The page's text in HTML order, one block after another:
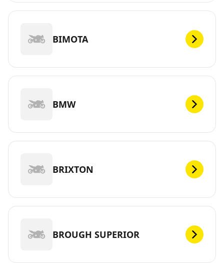
BIMOTA
BMW
BRIXTON
BROUGH SUPERIOR